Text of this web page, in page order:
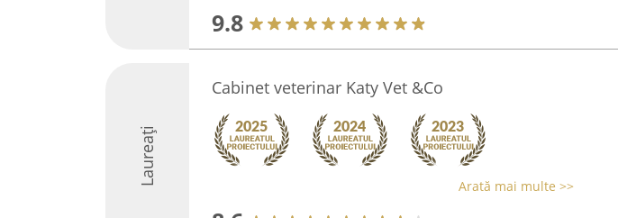
9.8
Laureați
Cabinet veterinar Katy Vet &Co
Arată mai multe >>